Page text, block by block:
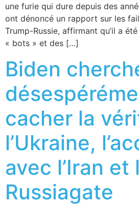
une furie qui dure depuis des
ont dénoncé un rapport sur les
Trump-Russie, affirmant qu’il a
« bots » et des […]
Biden
cacher la
l’Ukraine,
avec l’Iran et
Russiagate